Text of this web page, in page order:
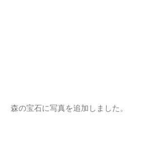
森の宝石に写真を追加しました。